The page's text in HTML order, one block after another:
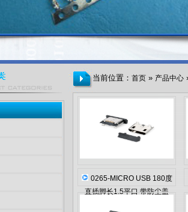
当前位置： 首页 » 产品中心
0265-MICRO USB 180度
直插脚长1.5平口 带防尘盖